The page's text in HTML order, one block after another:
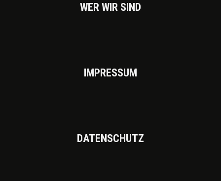
WER WIR SIND
IMPRES­SUM
DATEN­SCHUTZ